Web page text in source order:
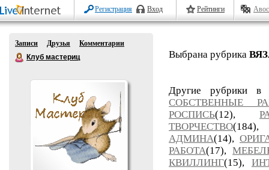
Регистрация Вход Рейтинги
Записи Друзья
Комментарии
Клуб мастериц
Выбрана рубрика
Другие рубрики
СОБСТВЕННЫЕ
РОСПИСЬ(12),
ТВОРЧЕСТВО
АДМИНА(14),
РАБОТА(17),
КВИЛЛИНГ(15),